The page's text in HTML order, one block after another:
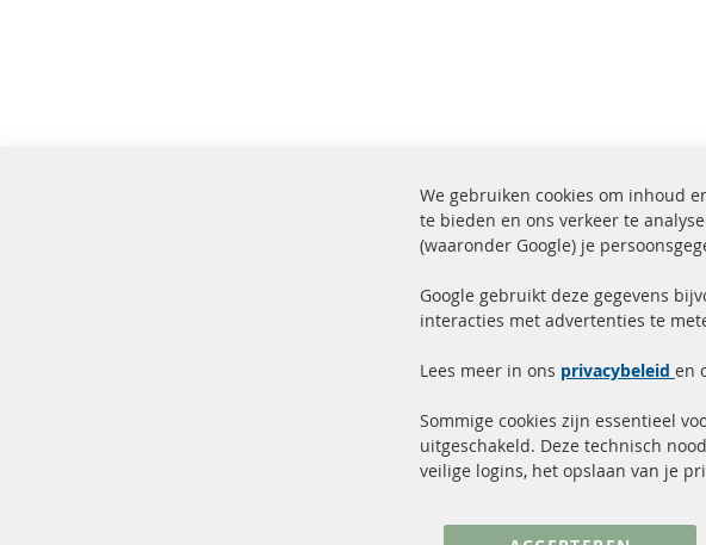
Producten in voorraad
Snelle links
Roetfilter
Katalysator
FAQ
We gebruiken cookies om inhoud
te bieden en ons verkeer te
(waaronder Google) je
Google gebruikt deze gegevens
interacties met advertenties te
Lees meer in ons privacybeleid en
Sommige cookies zijn essentieel
uitgeschakeld. Deze technisch
veilige logins, het opslaan van je